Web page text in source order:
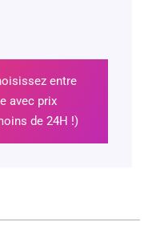
entre
avec prix
de 24H !)